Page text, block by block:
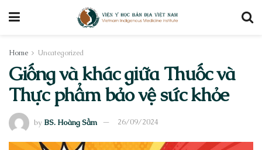
Home Uncategorized
Giống và khác giữa Thuốc và
Thực phẩm bảo vệ sức khỏe
by BS. Hoàng Sầm 26/09/2024